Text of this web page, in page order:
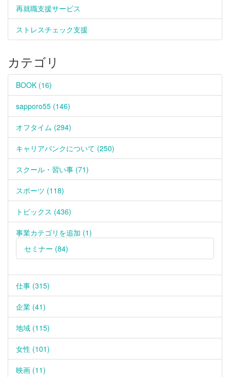
再就職支援サービス
ストレスチェック支援
カテゴリ
BOOK (16)
sapporo55 (146)
オフタイム (294)
キャリアバンクについて (250)
スクール・習い事 (71)
スポーツ (118)
トピックス (436)
事業カテゴリを追加 (1)
セミナー (84)
仕事 (315)
企業 (41)
地域 (115)
女性 (101)
映画 (11)